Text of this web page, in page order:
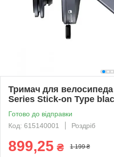
Тримач для
Series Stick-on Type
Готово до відправки
Код: 615140001
Роздріб
899,25 ₴ 1 199 ₴